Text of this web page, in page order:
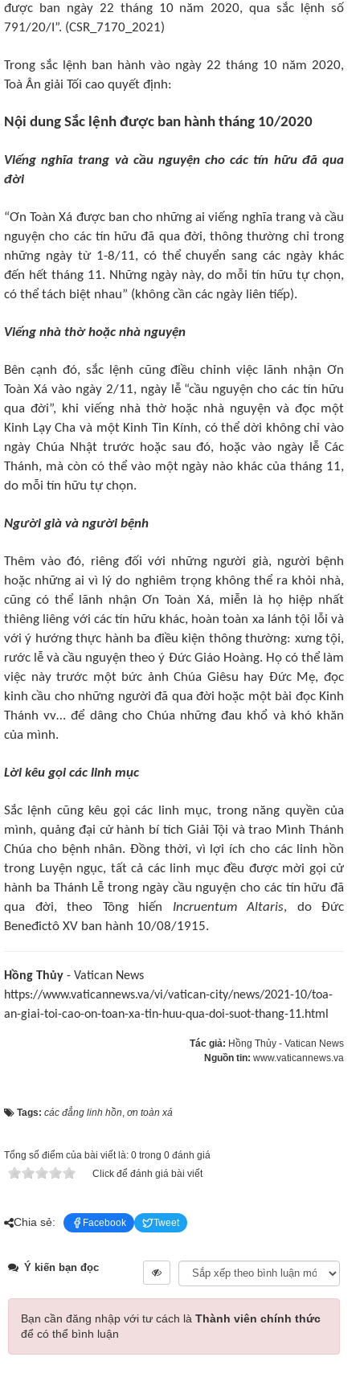
được ban ngày 22 tháng 10 năm 2020, qua sắc lệnh số
791/20/I”. (CSR_7170_2021)
Trong sắc lệnh ban hành vào ngày 22 tháng 10 năm 2020,
Toà Ân giải Tối cao quyết định:
Nội dung Sắc lệnh được ban hành tháng 10/2020
Viếng nghĩa trang và cầu nguyện cho các tín hữu đã qua
đời
“Ơn Toàn Xá được ban cho những ai viếng nghĩa trang và cầu
nguyện cho các tín hữu đã qua đời, thông thường chỉ trong
những ngày từ 1-8/11, có thể chuyển sang các ngày khác
đến hết tháng 11. Những ngày này, do mỗi tín hữu tự chọn,
có thể tách biệt nhau” (không cần các ngày liên tiếp).
Viếng nhà thờ hoặc nhà nguyện
Bên cạnh đó, sắc lệnh cũng điều chỉnh việc lãnh nhận Ơn
Toàn Xá vào ngày 2/11, ngày lễ “cầu nguyện cho các tín hữu
qua đời”, khi viếng nhà thờ hoặc nhà nguyện và đọc một
Kinh Lạy Cha và một Kinh Tin Kính, có thể dời không chỉ vào
ngày Chúa Nhật trước hoặc sau đó, hoặc vào ngày lễ Các
Thánh, mà còn có thể vào một ngày nào khác của tháng 11,
do mỗi tín hữu tự chọn.
Người già và người bệnh
Thêm vào đó, riêng đối với những người già, người bệnh
hoặc những ai vì lý do nghiêm trọng không thể ra khỏi nhà,
cũng có thể lãnh nhận Ơn Toàn Xá, miễn là họ hiệp nhất
thiêng liêng với các tín hữu khác, hoàn toàn xa lánh tội lỗi và
với ý hướng thực hành ba điều kiện thông thường: xưng tội,
rước lễ và cầu nguyện theo ý Đức Giáo Hoàng. Họ có thể làm
việc này trước một bức ảnh Chúa Giêsu hay Đức Mẹ, đọc
kinh cầu cho những người đã qua đời hoặc một bài đọc Kinh
Thánh vv… để dâng cho Chúa những đau khổ và khó khăn
của mình.
Lời kêu gọi các linh mục
Sắc lệnh cũng kêu gọi các linh mục, trong năng quyền của
mình, quảng đại cử hành bí tích Giải Tội và trao Mình Thánh
Chúa cho bệnh nhân. Đồng thời, vì lợi ích cho các linh hồn
trong Luyện ngục, tất cả các linh mục đều được mời gọi cử
hành ba Thánh Lễ trong ngày cầu nguyện cho các tín hữu đã
qua đời, theo Tông hiến Incruentum Altaris, do Đức
Beneđictô XV ban hành 10/08/1915.
Hồng Thủy - Vatican News
https://www.vaticannews.va/vi/vatican-city/news/2021-10/toa-
an-giai-toi-cao-on-toan-xa-tin-huu-qua-doi-suot-thang-11.html
Tác giả: Hồng Thủy - Vatican News
Nguồn tin: www.vaticannews.va
Tags: các đẳng linh hồn, ơn toàn xá
Tổng số điểm của bài viết là: 0 trong 0 đánh giá
Click để đánh giá bài viết
Chia sẻ: Facebook Tweet
Ý kiến bạn đọc
Bạn cần đăng nhập với tư cách là Thành viên chính thức
để có thể bình luận